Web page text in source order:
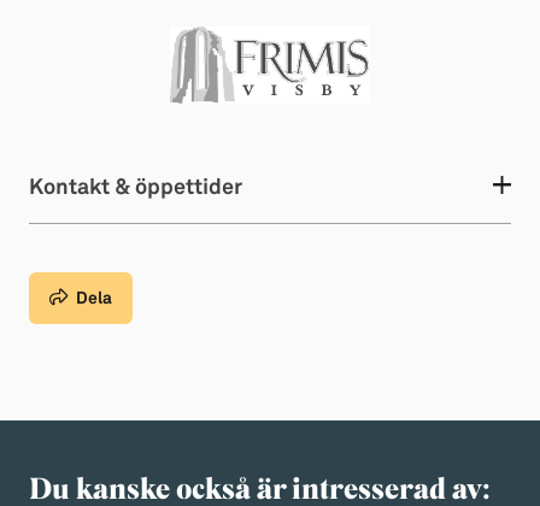
Kontakt & öppettider
Dela
Du kanske också är intresserad av: